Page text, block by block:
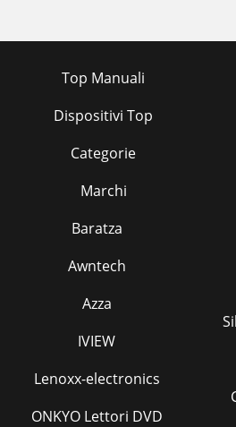
Top Manuali
Dispositivi Top
Categorie
Marchi
Baratza
Awntech
Azza
IVIEW
Lenoxx-electronics
ONKYO Lettori DVD